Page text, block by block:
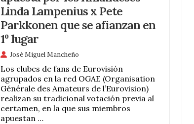
Linda Lampenius x Pete
Parkkonen que se afianzan en
1º lugar
José Miguel Mancheño
Los clubes de fans de Eurovisión
agrupados en la red OGAE (Organisation
Générale des Amateurs de l’Eurovision)
realizan su tradicional votación previa al
certamen, en la que sus miembros
apuestan …